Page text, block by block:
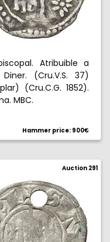
Atribuible a
(Cru.V.S. 37)
(Cru.C.G. 1852).
MBC.
Hammer price: 900€
Auction 291